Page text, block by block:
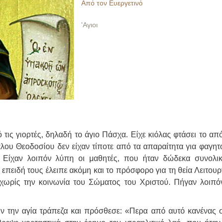
Από τον Ευεργετινό
'Αγιοι
γιορτές, δηλαδή το άγιο Πάσχα. Είχε κιόλας φτάσει το
Θεοδοσίου δεν είχαν τίποτε από τα απαραίτητα για
λοιπόν λύπη οι μαθητές, που ήταν δώδεκα
τους έλειπε ακόμη και το πρόσφορο για τη θεία
χωρίς την κοινωνία του Σώματος του Χριστού. Πήγαν
την αγία τράπεζα και πρόσθεσε: «Περα από αυτό κανένας